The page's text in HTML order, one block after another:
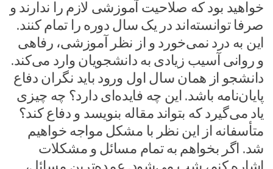
خواهید بود که صلاحیت آموزشی لازم را ندارند و
صرفا توانسته‌اند در یک سال دوره را تمام کنند.
این به درد نمی‌خورد و از نظر آموزشی، رفاهی
و روانی آسیب زیادی به دانشجویان وارد می‌کند.
دانشجو از همان سال اول ورود باید نگران دفاع
پایان‌نامه باشد. این چه فایده‌ای دارد؟ چه چیزی
یاد می‌گیرد که بتواند مقاله بنویسد و دفاع کند؟
متأسفانه از این نظر با مشکل مواجه خواهیم
شد. اگر بخواهم به تمام مسائل و مشکلات